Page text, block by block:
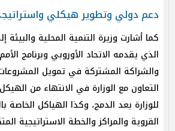
دعم دولي وتطوير هيكلي
كما أشارت وزيرة التنمية المحلية
الذي يقدمه الاتحاد الأوروبي وبرنامج
والشراكة المشتركة في تمويل
التعاون مع الوزارة في الانتهاء من
للوزارة بعد الدمج، وكذا الهياكل الخاصة
القروية والمراكز والخطة الاستراتيجية